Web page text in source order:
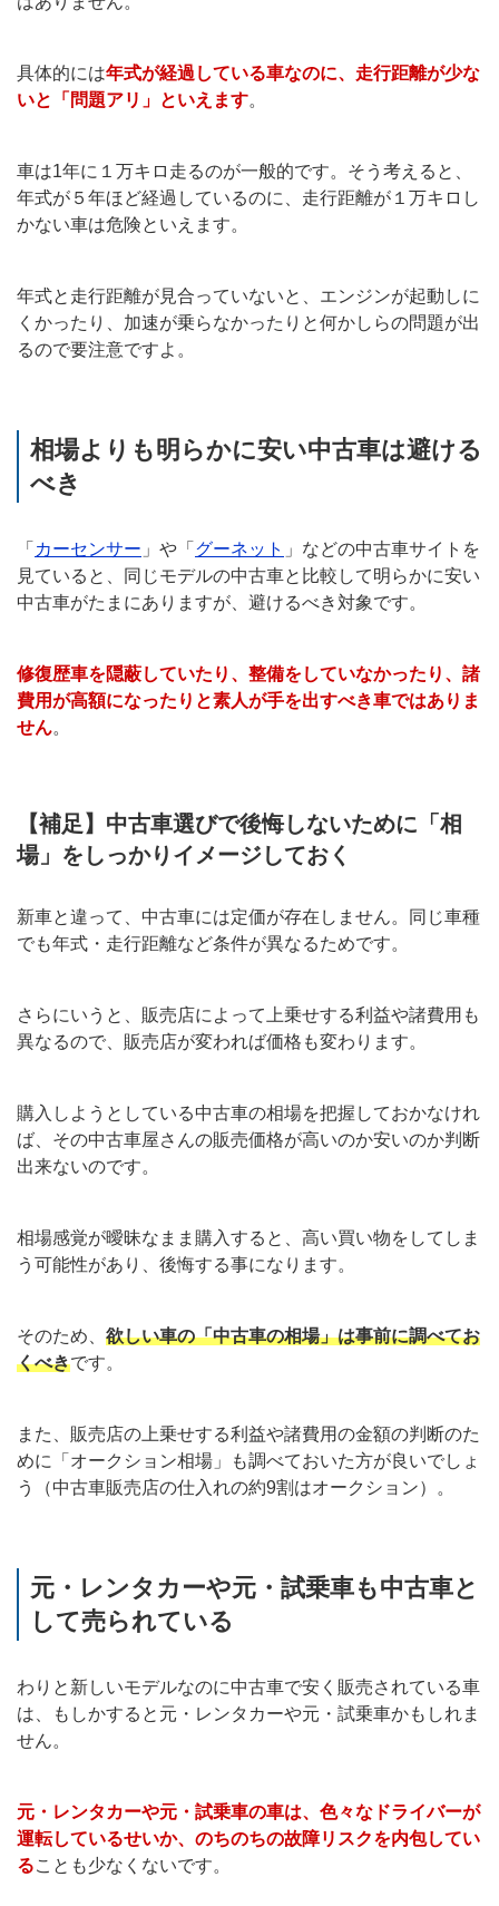
具体的には年式が経過している車なのに、走行距離が少な
いと「問題アリ」といえます。
車は1年に１万キロ走るのが一般的です。そう考えると、
年式が５年ほど経過しているのに、走行距離が１万キロし
かない車は危険といえます。
年式と走行距離が見合っていないと、エンジンが起動しに
くかったり、加速が乗らなかったりと何かしらの問題が出
るので要注意ですよ。
相場よりも明らかに安い中古車は避ける
べき
「 カーセンサー 」や「 グーネット 」などの中古車サイトを
見ていると、同じモデルの中古車と比較して明らかに安い
中古車がたまにありますが、避けるべき対象です。
修復歴車を隠蔽していたり、整備をしていなかったり、諸
費用が高額になったりと素人が手を出すべき車ではありま
せん。
【補足】中古車選びで後悔しないために「相
場」をしっかりイメージしておく
新車と違って、中古車には定価が存在しません。同じ車種
でも年式・走行距離など条件が異なるためです。
さらにいうと、販売店によって上乗せする利益や諸費用も
異なるので、販売店が変われば価格も変わります。
購入しようとしている中古車の相場を把握しておかなけれ
ば、その中古車屋さんの販売価格が高いのか安いのか判断
出来ないのです。
相場感覚が曖昧なまま購入すると、高い買い物をしてしま
う可能性があり、後悔する事になります。
そのため、 欲しい車の「中古車の相場」は事前に調べてお
くべきです。
また、販売店の上乗せする利益や諸費用の金額の判断のた
めに「オークション相場」も調べておいた方が良いでしょ
う（中古車販売店の仕入れの約9割はオークション）。
元・レンタカーや元・試乗車も中古車と
して売られている
わりと新しいモデルなのに中古車で安く販売されている車
は、もしかすると元・レンタカーや元・試乗車かもしれま
せん。
元・レンタカーや元・試乗車の車は、色々なドライバーが
運転しているせいか、のちのちの故障リスクを内包してい
ることも少なくないです。